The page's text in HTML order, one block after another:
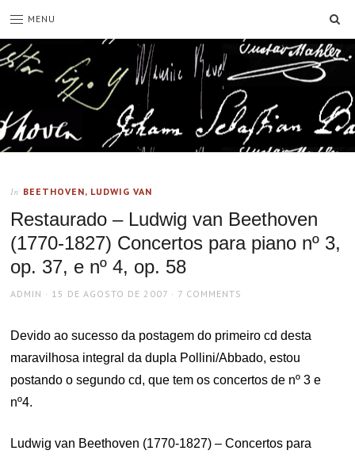
MENU
In BEETHOVEN, LUDWIG VAN
Restaurado – Ludwig van Beethoven
(1770-1827) Concertos para piano nº 3,
op. 37, e nº 4, op. 58
AUTHOR
ADMIN
POSTED
15 DE AGOSTO DE 2007 7 COMMENTS
Devido ao sucesso da postagem do primeiro cd desta
maravilhosa integral da dupla Pollini/Abbado, estou
postando o segundo cd, que tem os concertos de nº 3 e
nº4.
Ludwig van Beethoven (1770-1827) – Concertos para